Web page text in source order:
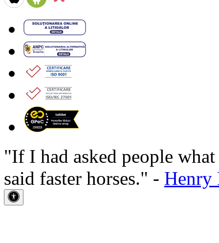
"If I had asked people
said faster horses." - Henry